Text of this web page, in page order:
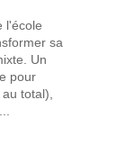
l'école
sa
Un
pour
total),